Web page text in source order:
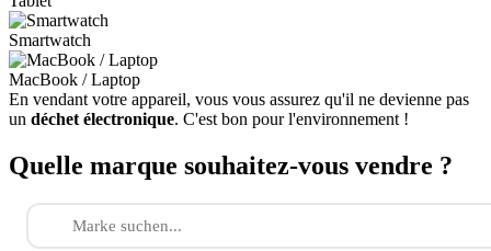
Smartwatch
MacBook / Laptop
En vendant votre appareil, vous vous assurez qu'il ne devienne pas
un déchet électronique. C'est bon pour l'environnement !
Quelle marque souhaitez-vous vendre ?